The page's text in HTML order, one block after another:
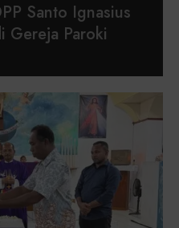
Santo Ignasius
Gereja Paroki